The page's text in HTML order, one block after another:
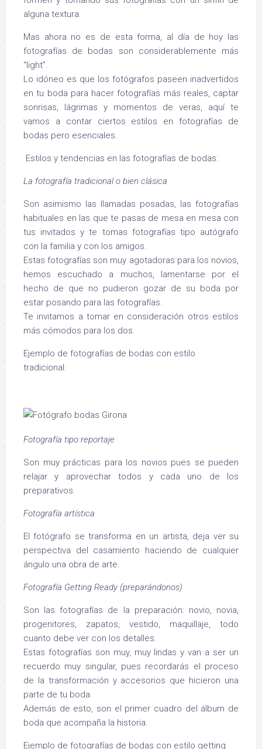
alguna textura.
Mas ahora no es de esta forma, al día de hoy las
fotografías de bodas son considerablemente más
“light”.
Lo idóneo es que los fotógrafos paseen inadvertidos
en tu boda para hacer fotografías más reales, captar
sonrisas, lágrimas y momentos de veras, aquí te
vamos a contar ciertos estilos en fotografías de
bodas pero esenciales.
Estilos y tendencias en las fotografías de bodas:
La fotografía tradicional o bien clásica
Son asimismo las llamadas posadas, las fotografías
habituales en las que te pasas de mesa en mesa con
tus invitados y te tomas fotografías tipo autógrafo
con la familia y con los amigos.
Estas fotografías son muy agotadoras para los novios,
hemos escuchado a muchos, lamentarse por el
hecho de que no pudieron gozar de su boda por
estar posando para las fotografías.
Te invitamos a tomar en consideración otros estilos
más cómodos para los dos.
Ejemplo de fotografías de bodas con estilo
tradicional:
Fotografía tipo reportaje
Son muy prácticas para los novios pues se pueden
relajar y aprovechar todos y cada uno de los
preparativos.
Fotografía artística
El fotógrafo se transforma en un artista, deja ver su
perspectiva del casamiento haciendo de cualquier
ángulo una obra de arte.
Fotografía Getting Ready (preparándonos)
Son las fotografías de la preparación: novio, novia,
progenitores, zapatos, vestido, maquillaje, todo
cuanto debe ver con los detalles.
Estas fotografías son muy, muy lindas y van a ser un
recuerdo muy singular, pues recordarás el proceso
de la transformación y accesorios que hicieron una
parte de tu boda.
Además de esto, son el primer cuadro del álbum de
boda que acompaña la historia.
Ejemplo de fotografías de bodas con estilo getting